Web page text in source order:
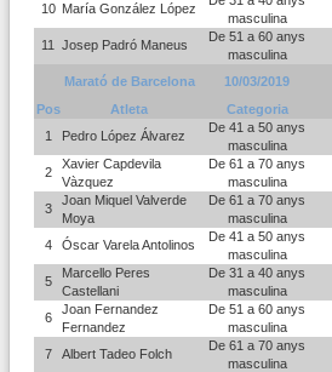
10 María González López
masculina
11 Josep Padró Maneus
De 51 a 60 anys
masculina
Marató de Barcelona 10/03/2019
Pos
Atleta Categoria
1
Pedro López Álvarez
De 41 a 50 anys
masculina
2
Xavier Capdevila
Vàzquez
De 61 a 70 anys
masculina
3
Joan Miquel Valverde
Moya
De 61 a 70 anys
masculina
4 Óscar Varela Antolinos
De 41 a 50 anys
masculina
5
Marcello Peres
Castellani
De 31 a 40 anys
masculina
6
Joan Fernandez
Fernandez
De 51 a 60 anys
masculina
7 Albert Tadeo Folch
De 61 a 70 anys
masculina